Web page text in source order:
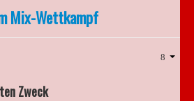
Mix-Wettkampf
Zweck